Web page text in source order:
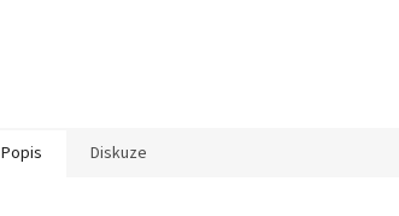
Popis Diskuze